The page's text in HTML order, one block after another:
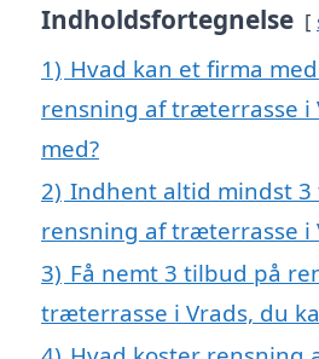
Indholdsfortegnelse
1) Hvad kan et firma
rensning af træterrasse i
med?
2) Indhent altid mindst 3
rensning af træterrasse i
3) Få nemt 3 tilbud på
træterrasse i Vrads, du